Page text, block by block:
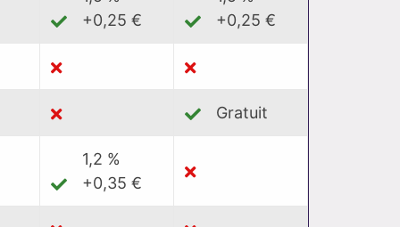
+0,25 €
+0,25 €
Gratuit
1,2 %
+0,35 €